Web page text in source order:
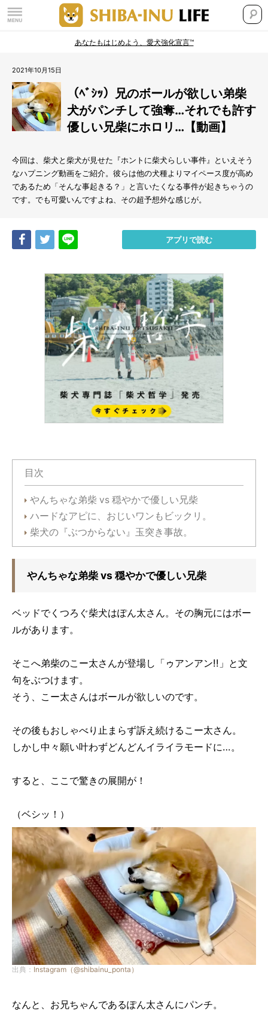
あなたもはじめよう、愛犬強化宣言™
2021年10月15日
（ﾍﾞｼｯ）兄のボールが欲しい弟柴
犬がパンチして強奪…それでも許す
優しい兄柴にホロリ…【動画】
今回は、柴犬と柴犬が見せた『ホントに柴犬らしい事件』といえそう
なハプニング動画をご紹介。彼らは他の犬種よりマイペース度が高め
であるため「そんな事起きる？」と言いたくなる事件が起きちゃうの
です。でも可愛いんですよね、その超予想外な感じが。
Share Tweet アプリで読む
目次
やんちゃな弟柴 vs 穏やかで優しい兄柴
ハードなアピに、おじいワンもビックリ。
柴犬の『ぶつからない』玉突き事故。
やんちゃな弟柴 vs 穏やかで優しい兄柴
ベッドでくつろぐ柴犬はぽん太さん。その胸元にはボー
ルがあります。
そこへ弟柴のこー太さんが登場し「ゥアンアン!!」と文
句をぶつけます。
そう、こー太さんはボールが欲しいのです。
その後もおしゃべり止まらず訴え続けるこー太さん。
しかし中々願い叶わずどんどんイライラモードに…。
すると、ここで驚きの展開が！
（ベシッ！）
出典： Instagram（@shibainu_ponta）
なんと、お兄ちゃんであるぽん太さんにパンチ。